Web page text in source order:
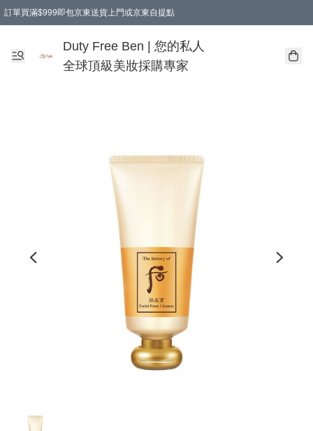
訂單買滿$999即包京東送貨上門或京東自提點
Duty Free Ben | 您的私人
全球頂級美妝採購專家